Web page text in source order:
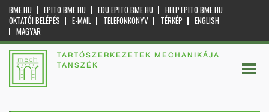
BME.HU EPITO.BME.HU EDU.EPITO.BME.HU
HELP.EPITO.BME.HU
OKTATÓI BELÉPÉS
E-MAIL TELEFONKÖNYV TÉRKÉP
ENGLISH
MAGYAR
TARTÓSZERKEZETEK MECHANIKÁJA
TANSZÉK